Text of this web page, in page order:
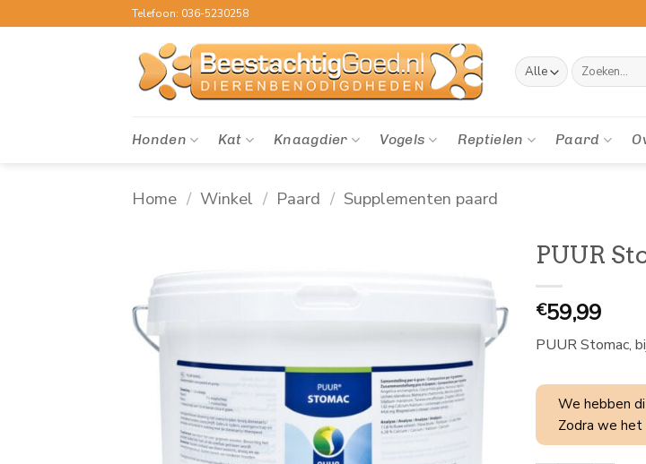
naar
Telefoon: 036-5230258
Zoeken
naar:
Honden Kat Knaagdier Vogels Reptielen Paard
Home / Winkel / Paard / Supplementen paard
PUUR
€59,99
PUUR Stomac,
We hebben
Zodra we het